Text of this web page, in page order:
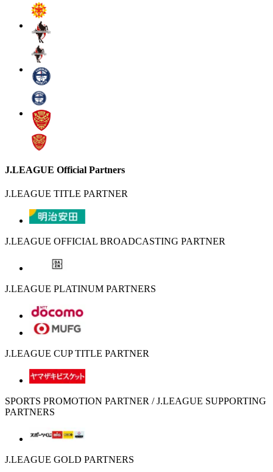
J.LEAGUE Official Partners
J.LEAGUE TITLE PARTNER
J.LEAGUE OFFICIAL BROADCASTING PARTNER
J.LEAGUE PLATINUM PARTNERS
J.LEAGUE CUP TITLE PARTNER
SPORTS PROMOTION PARTNER / J.LEAGUE SUPPORTING
PARTNERS
J.LEAGUE GOLD PARTNERS